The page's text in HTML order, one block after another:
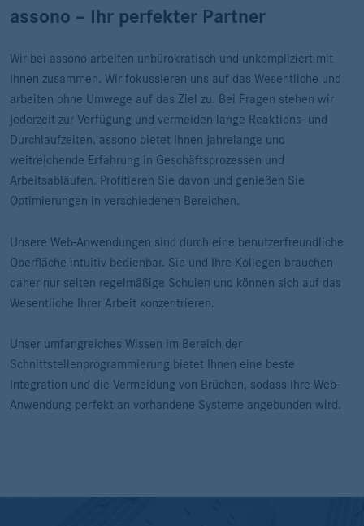
assono – Ihr perfekter Partner
Wir bei assono arbeiten unbürokratisch und unkompliziert mit
Ihnen zusammen. Wir fokussieren uns auf das Wesentliche und
arbeiten ohne Umwege auf das Ziel zu. Bei Fragen stehen wir
jederzeit zur Verfügung und vermeiden lange Reaktions- und
Durchlaufzeiten. assono bietet Ihnen jahrelange und
weitreichende Erfahrung in Geschäftsprozessen und
Arbeitsabläufen. Profitieren Sie davon und genießen Sie
Optimierungen in verschiedenen Bereichen.
Unsere Web-Anwendungen sind durch eine benutzerfreundliche
Oberfläche intuitiv bedienbar. Sie und Ihre Kollegen brauchen
daher nur selten regelmäßige Schulen und können sich auf das
Wesentliche Ihrer Arbeit konzentrieren.
Unser umfangreiches Wissen im Bereich der
Schnittstellenprogrammierung bietet Ihnen eine beste
Integration und die Vermeidung von Brüchen, sodass Ihre Web-
Anwendung perfekt an vorhandene Systeme angebunden wird.